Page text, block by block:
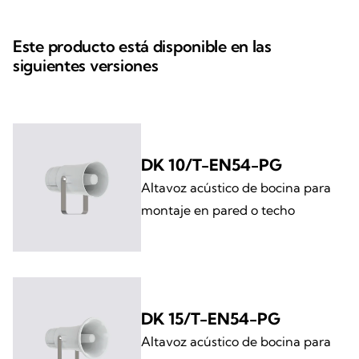
Este producto está disponible en las
siguientes versiones
DK 10/T-EN54-PG
Altavoz acústico de bocina para
montaje en pared o techo
DK 15/T-EN54-PG
Altavoz acústico de bocina para